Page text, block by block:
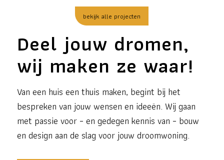
bekijk alle projecten
Deel jouw dromen,
wij maken ze waar!
Van een huis een thuis maken, begint bij het
bespreken van jouw wensen en ideeën. Wij gaan
met passie voor – en gedegen kennis van – bouw
en design aan de slag voor jouw droomwoning.